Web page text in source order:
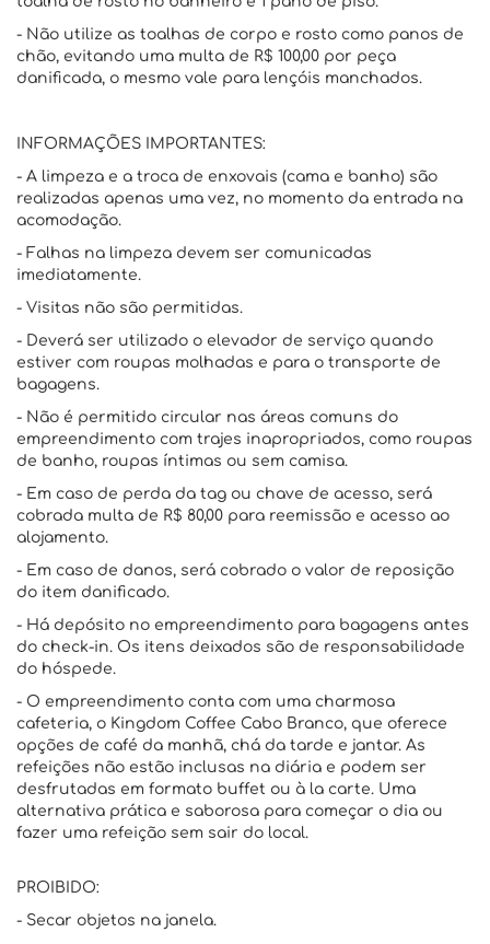
- Não utilize as toalhas de corpo e rosto como panos de
chão, evitando uma multa de R$ 100,00 por peça
danificada, o mesmo vale para lençóis manchados.
INFORMAÇÕES IMPORTANTES:
- A limpeza e a troca de enxovais (cama e banho) são
realizadas apenas uma vez, no momento da entrada na
acomodação.
- Falhas na limpeza devem ser comunicadas
imediatamente.
- Visitas não são permitidas.
- Deverá ser utilizado o elevador de serviço quando
estiver com roupas molhadas e para o transporte de
bagagens.
- Não é permitido circular nas áreas comuns do
empreendimento com trajes inapropriados, como roupas
de banho, roupas íntimas ou sem camisa.
- Em caso de perda da tag ou chave de acesso, será
cobrada multa de R$ 80,00 para reemissão e acesso ao
alojamento.
- Em caso de danos, será cobrado o valor de reposição
do item danificado.
- Há depósito no empreendimento para bagagens antes
do check-in. Os itens deixados são de responsabilidade
do hóspede.
- O empreendimento conta com uma charmosa
cafeteria, o Kingdom Coffee Cabo Branco, que oferece
opções de café da manhã, chá da tarde e jantar. As
refeições não estão inclusas na diária e podem ser
desfrutadas em formato buffet ou à la carte. Uma
alternativa prática e saborosa para começar o dia ou
fazer uma refeição sem sair do local.
PROIBIDO:
- Secar objetos na janela.